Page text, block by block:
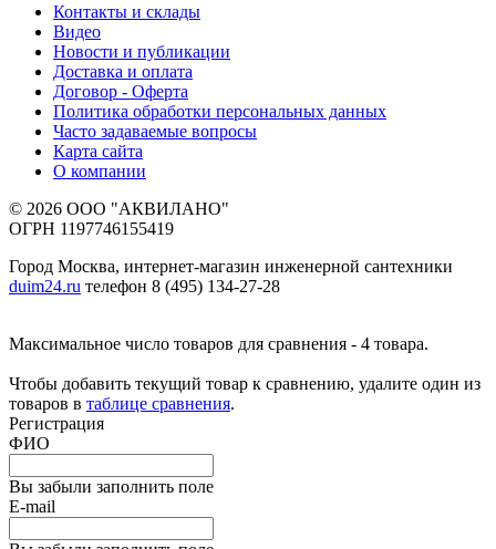
Контакты и склады
Видео
Новости и публикации
Доставка и оплата
Договор - Оферта
Политика обработки персональных данных
Часто задаваемые вопросы
Карта сайта
О компании
© 2026 ООО "АКВИЛАНО"
ОГРН 1197746155419
Город Москва, интернет-магазин инженерной сантехники
duim24.ru телефон 8 (495) 134-27-28
Максимальное число товаров для сравнения - 4 товара.
Чтобы добавить текущий товар к сравнению, удалите один из
товаров в таблице сравнения.
Регистрация
ФИО
Вы забыли заполнить поле
E-mail